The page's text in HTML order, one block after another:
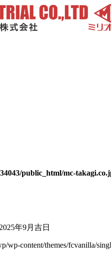
public_html/mc-
年9月吉日
wp-content/themes/fcvanilla/